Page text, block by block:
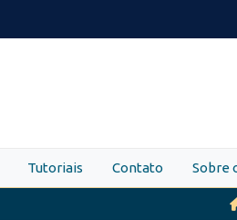
Tutoriais Contato Sobre